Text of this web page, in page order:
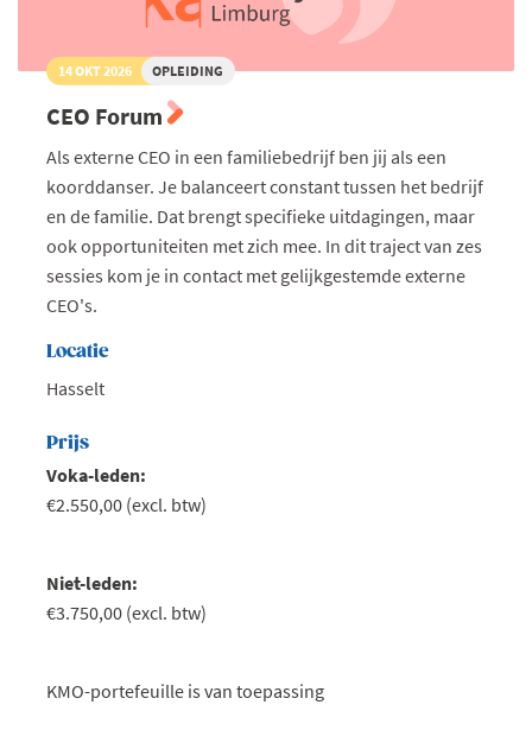
14 OKT 2026 OPLEIDING
CEO Forum
Als externe CEO in een familiebedrijf ben jij als een
koorddanser. Je balanceert constant tussen het bedrijf
en de familie. Dat brengt specifieke uitdagingen, maar
ook opportuniteiten met zich mee. In dit traject van zes
sessies kom je in contact met gelijkgestemde externe
CEO's.
Locatie
Hasselt
Prijs
Voka-leden:
€2.550,00 (excl. btw)
Niet-leden:
€3.750,00 (excl. btw)
KMO-portefeuille is van toepassing